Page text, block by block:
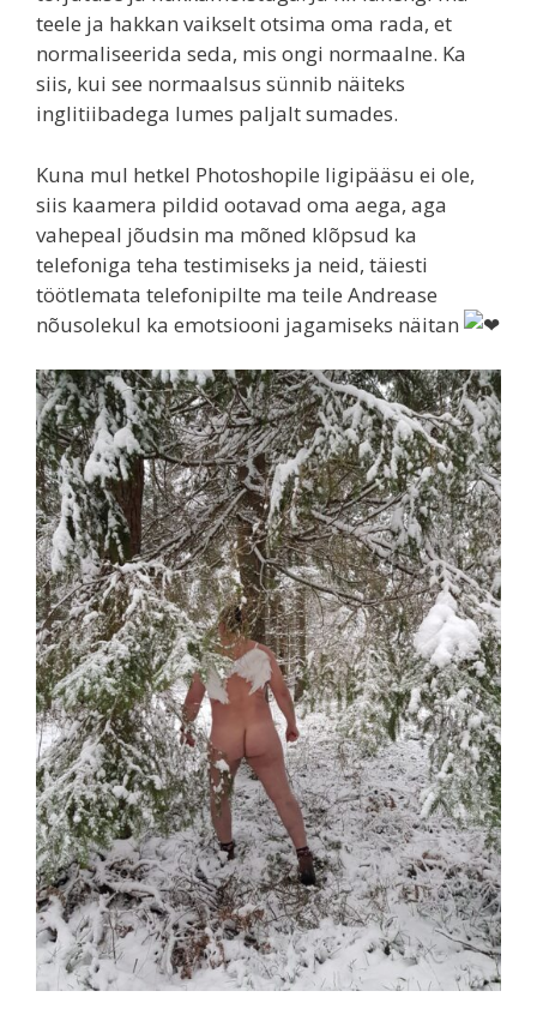
teele ja hakkan vaikselt otsima oma rada, et
normaliseerida seda, mis ongi normaalne. Ka
siis, kui see normaalsus sünnib näiteks
inglitiibadega lumes paljalt sumades.
Kuna mul hetkel Photoshopile ligipääsu ei ole,
siis kaamera pildid ootavad oma aega, aga
vahepeal jõudsin ma mõned klõpsud ka
telefoniga teha testimiseks ja neid, täiesti
töötlemata telefonipilte ma teile Andrease
nõusolekul ka emotsiooni jagamiseks näitan